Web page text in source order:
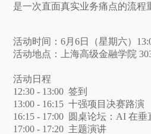
是一次直面真实业务痛点的流程
活动时间：6月6日（星期六）
活动地点：
上海高级金融学院
活动日程
12:30 - 13:00 签到
13:00 - 16:15 十强项目决赛路演
16:15 - 17:00 圆桌论坛：AI 在
17:00 - 17:20 主题演讲